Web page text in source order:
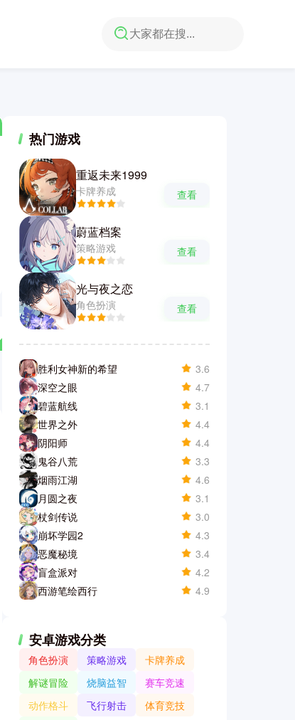
热门游戏
重返未来1999
卡牌养成 查看
蔚蓝档案
策略游戏 查看
光与夜之恋
角色扮演 查看
胜利女神新的希望
3.6
深空之眼
4.7
碧蓝航线
3.1
世界之外
4.4
阴阳师
4.4
鬼谷八荒
3.3
烟雨江湖
4.6
月圆之夜
3.1
杖剑传说
3.0
崩坏学园2
4.3
恶魔秘境
3.4
盲盒派对
4.2
西游笔绘西行
4.9
安卓游戏分类
角色扮演 策略游戏
卡牌养成
解谜冒险
烧脑益智
赛车竞速
动作格斗
飞行射击
体育竞技